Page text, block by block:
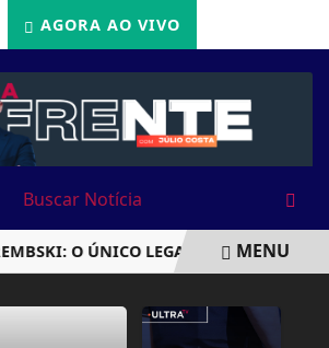
AGORA AO VIVO
O ÚNICO LEGALIZADO DO BRASIL
MENU